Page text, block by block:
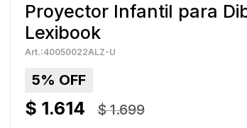
Proyector Infantil para
Lexibook
40050022ALZ-U
5
$ 1.614 $ 1.699